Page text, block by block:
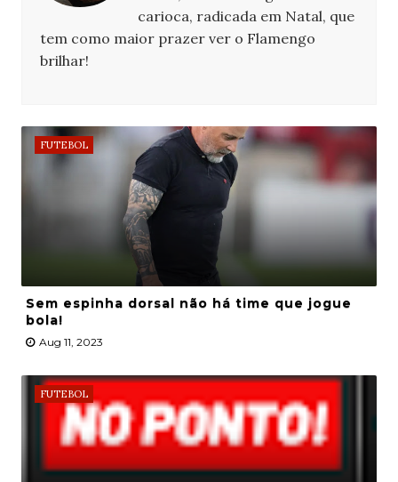
carioca, radicada em Natal, que
tem como maior prazer ver o Flamengo
brilhar!
FUTEBOL
Sem espinha dorsal não há time que jogue
bola!
Aug 11, 2023
FUTEBOL